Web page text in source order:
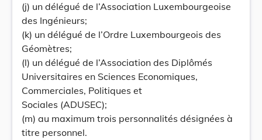
(j) un délégué de l’Association Luxembourgeoise
des Ingénieurs;
(k) un délégué de l’Ordre Luxembourgeois des
Géomètres;
(l) un délégué de l’Association des Diplômés
Universitaires en Sciences Economiques,
Commerciales, Politiques et
Sociales (ADUSEC);
(m) au maximum trois personnalités désignées à
titre personnel.